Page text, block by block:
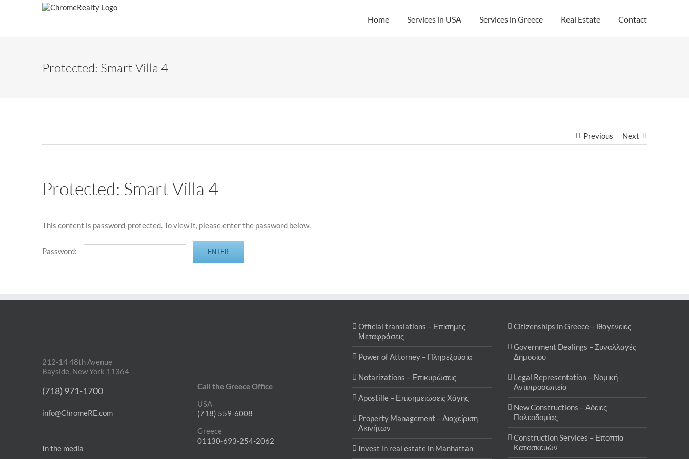
Home Services in USA Services in Greece Real Estate Contact
Protected: Smart Villa 4
Previous Next
Protected: Smart Villa 4
This content is password-protected. To view it, please enter the password below.
Password:
212-14 48th Avenue
Bayside, New York 11364
(718) 971-1700
info@ChromeRE.com
In the media
Call the Greece Office
USA
(718) 559-6008
Greece
01130-693-254-2062
Official translations – Επίσημες
Μεταφράσεις
Power of Attorney – Πληρεξούσια
Notarizations – Επικυρώσεις
Apostille – Επισημειώσεις Χάγης
Property Management – Διαχείριση
Ακινήτων
Invest in real estate in Manhattan
Citizenships in Greece – Ιθαγένειες
Government Dealings – Συναλλαγές
Δημοσίου
Legal Representation – Νομική
Αντιπροσωπεία
New Constructions – Αδειες
Πολεοδομίας
Construction Services – Εποπτία
Κατασκευών